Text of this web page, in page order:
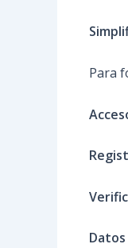
Para